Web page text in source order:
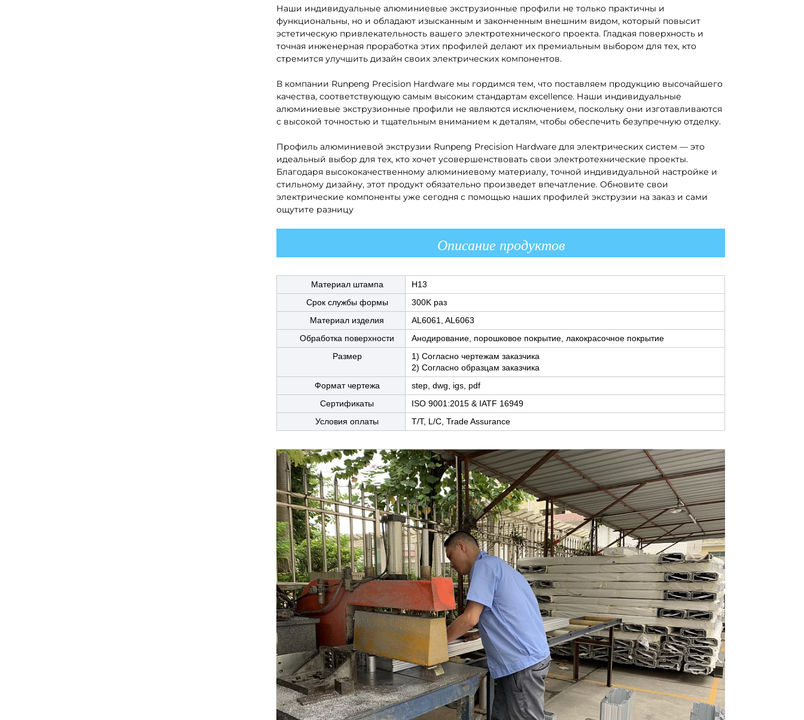
Наши индивидуальные алюминиевые экструзионные профили не только практичны и
функциональны, но и обладают изысканным и законченным внешним видом, который повысит
эстетическую привлекательность вашего электротехнического проекта. Гладкая поверхность и
точная инженерная проработка этих профилей делают их премиальным выбором для тех, кто
стремится улучшить дизайн своих электрических компонентов.
В компании Runpeng Precision Hardware мы гордимся тем, что поставляем продукцию высочайшего
качества, соответствующую самым высоким стандартам excellence. Наши индивидуальные
алюминиевые экструзионные профили не являются исключением, поскольку они изготавливаются
с высокой точностью и тщательным вниманием к деталям, чтобы обеспечить безупречную отделку.
Профиль алюминиевой экструзии Runpeng Precision Hardware для электрических систем — это
идеальный выбор для тех, кто хочет усовершенствовать свои электротехнические проекты.
Благодаря высококачественному алюминиевому материалу, точной индивидуальной настройке и
стильному дизайну, этот продукт обязательно произведет впечатление. Обновите свои
электрические компоненты уже сегодня с помощью наших профилей экструзии на заказ и сами
ощутите разницу
Описание продуктов
Материал штампа
H13
Срок службы формы
300K раз
Материал изделия
AL6061, AL6063
Обработка поверхности
Анодирование, порошковое покрытие, лакокрасочное покрытие
Размер
1) Согласно чертежам заказчика
2) Согласно образцам заказчика
Формат чертежа
step, dwg, igs, pdf
Сертификаты
ISO 9001:2015 & IATF 16949
Условия оплаты
T/T, L/C, Trade Assurance